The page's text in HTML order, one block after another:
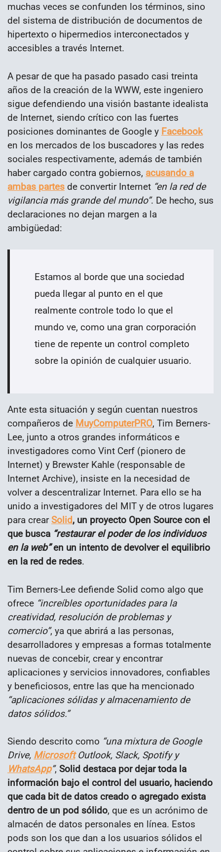
muchas veces se confunden los términos, sino
del sistema de distribución de documentos de
hipertexto o hipermedios interconectados y
accesibles a través Internet.
A pesar de que ha pasado pasado casi treinta
años de la creación de la WWW, este ingeniero
sigue defendiendo una visión bastante idealista
de Internet, siendo crítico con las fuertes
posiciones dominantes de Google y Facebook
en los mercados de los buscadores y las redes
sociales respectivamente, además de también
haber cargado contra gobiernos, acusando a
ambas partes de convertir Internet “en la red de
vigilancia más grande del mundo”. De hecho, sus
declaraciones no dejan margen a la
ambigüedad:
Estamos al borde que una sociedad
pueda llegar al punto en el que
realmente controle todo lo que el
mundo ve, como una gran corporación
tiene de repente un control completo
sobre la opinión de cualquier usuario.
Ante esta situación y según cuentan nuestros
compañeros de MuyComputerPRO, Tim Berners-
Lee, junto a otros grandes informáticos e
investigadores como Vint Cerf (pionero de
Internet) y Brewster Kahle (responsable de
Internet Archive), insiste en la necesidad de
volver a descentralizar Internet. Para ello se ha
unido a investigadores del MIT y de otros lugares
para crearSolid, un proyecto Open Source con el
que busca “restaurar el poder de los individuos
en la web”en un intento de devolver el equilibrio
en la red de redes.
Tim Berners-Lee defiende Solid como algo que
ofrece “increíbles oportunidades para la
creatividad, resolución de problemas y
comercio”, ya que abrirá a las personas,
desarrolladores y empresas a formas totalmente
nuevas de concebir, crear y encontrar
aplicaciones y servicios innovadores, confiables
y beneficiosos, entre las que ha mencionado
“aplicaciones sólidas y almacenamiento de
datos sólidos.”
Siendo descrito como “una mixtura de Google
Drive, MicrosoftOutlook, Slack, Spotify y
WhatsApp”, Solid destaca por dejar toda la
información bajo el control del usuario, haciendo
que cada bit de datos creado o agregado exista
dentro de un pod sólido, que es un acrónimo de
almacén de datos personales en línea. Estos
pods son los que dan a los usuarios sólidos el